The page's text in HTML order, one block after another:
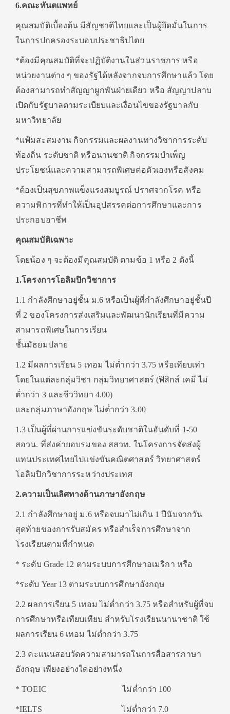
6.คณะทันตแพทย์
คุณสมบัติเบื้องต้น มีสัญชาติไทยและเป็นผู้ยึดมั่นในการ
ในการปกครองระบอบประชาธิปไตย
*ต้องมีคุณสมบัติที่จะปฏิบัติงานในส่วนราชการ หรือ
หน่วยงานต่าง ๆ ของรัฐได้หลังจากจบการศึกษาแล้ว โดย
ต้องสามารถทำสัญญาผูกพันฝ่ายเดียว หรือ สัญญาปลาบ
เปิดกับรัฐบาลตามระเบียบและเงื่อนไขของรัฐบาลกับ
มหาวิทยาลัย
*แฟ้มสะสมงาน กิจกรรมและผลงานทางวิชาการระดับ
ท้องถิ่น ระดับชาติ หรือนานชาติ กิจกรรมบำเพ็ญ
ประโยชน์และความสามารถพิเศษต่อตัวเองหรือสังคม
*ต้องเป็นสุขภาพแข็งแรงสมบูรณ์ ปราศจากโรค หรือ
ความพิการที่ทำให้เป็นอุปสรรคต่อการศึกษาและการ
ประกอบอาชีพ
คุณสมบัติเฉพาะ
โดยน้อง ๆ จะต้องมีคุณสมบัติ ตามข้อ 1 หรือ 2 ดังนี้
1.โครงการโอลิมปิกวิชาการ
1.1 กำลังศึกษาอยู่ชั้น ม.6 หรือเป็นผู้ที่กำลังศึกษาอยู่ชั้นปี
ที่ 2 ของโครงการส่งเสริมและพัฒนานักเรียนที่มีความ
สามารถพิเศษในการเรียน
ชั้นมัธยมปลาย
1.2 มีผลการเรียน 5 เทอม ไม่ต่ำกว่า 3.75 หรือเทียบเท่า
โดยในแต่ละกลุ่มวิชา กลุ่มวิทยาศาสตร์ (ฟิสิกส์ เคมี ไม่
ต่ำกว่า 3 และชีววิทยา 4.00)
และกลุ่มภาษาอังกฤษ ไม่ต่ำกว่า 3.00
1.3 เป็นผู้ที่ผ่านการแข่งขันระดับชาติในอันดับที่ 1-50
สอวน. ที่ส่งค่ายอบรมของ สสวท. ในโครงการจัดส่งผู้
แทนประเทศไทยไปแข่งขันคณิตศาสตร์ วิทยาศาสตร์
โอลิมปิกวิชาการระหว่างประเทศ
2.ความเป็นเลิศทางด้านภาษาอังกฤษ
2.1 กำลังศึกษาอยู่ ม.6 หรือจบมาไม่เกิน 1 ปีนับจากวัน
สุดท้ายของการรับสมัคร หรือสำเร็จการศึกษาจาก
โรงเรียนตามที่กำหนด
* ระดับ Grade 12 ตามระบบการศึกษาอเมริกา หรือ
*ระดับ Year 13 ตามระบบการศึกษาอังกฤษ
2.2 ผลการเรียน 5 เทอม ไม่ต่ำกว่า 3.75 หรือสำหรับผู้ที่จบ
การศึกษาหรือเทียบเทียบ สำหรับโรงเรียนนานาชาติ ใช้
ผลการเรียน 6 เทอม ไม่ต่ำกว่า 3.75
2.3 คะแนนสอบวัดความสามารถในการสื่อสารภาษา
อังกฤษ เพียงอย่างใดอย่างหนึ่ง
* TOEIC ไม่ต่ำกว่า 100
*IELTS ไม่ต่ำกว่า 7.0